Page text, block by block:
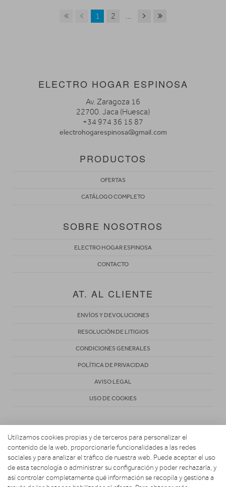
1 2 ...
ELECTRO HOGAR ESPINOSA
Av. Zaragoza 16
22700. Jaca (Huesca)
+34 974 36 15 87
electrohogarespinosa@gmail.com
PRODUCTOS
OFERTAS
CATÁLOGO COMPLETO
SOBRE NOSOTROS
ELECTRO HOGAR ESPINOSA
CONTACTO
AT. AL CLIENTE
ENVÍOS Y DEVOLUCIONES
RESOLUCIÓN DE LITIGIOS
CONDICIONES GENERALES
POLÍTICA DE PRIVACIDAD
AVISO LEGAL
USO DE COOKIES
Copyright 2026. Electro Hogar Espinosa
Utilizamos cookies propias y de terceros para personalizar el
contenido de la web, proporcionarle funcionalidades a las redes
sociales y para analizar el tráfico de nuestra web. Puede aceptar el uso
de esta tecnología o administrar su configuración y poder rechazarla, y
así controlar completamente qué información se recopila y gestiona a